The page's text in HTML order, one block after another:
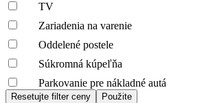
TV
Zariadenia na varenie
Oddelené postele
Súkromná kúpeľňa
Parkovanie pre nákladné autá